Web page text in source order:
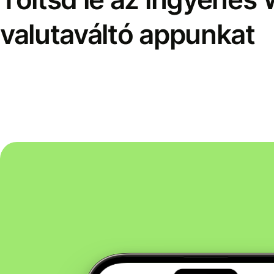
valutaváltó appunkat